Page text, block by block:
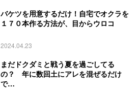
バケツを用意するだけ！自宅でオクラを
１７０本作る方法が、目からウロコ
2024.04.23
まだドクダミと戦う夏を過ごしてる
の？ 年に数回土にアレを混ぜるだけ
で…